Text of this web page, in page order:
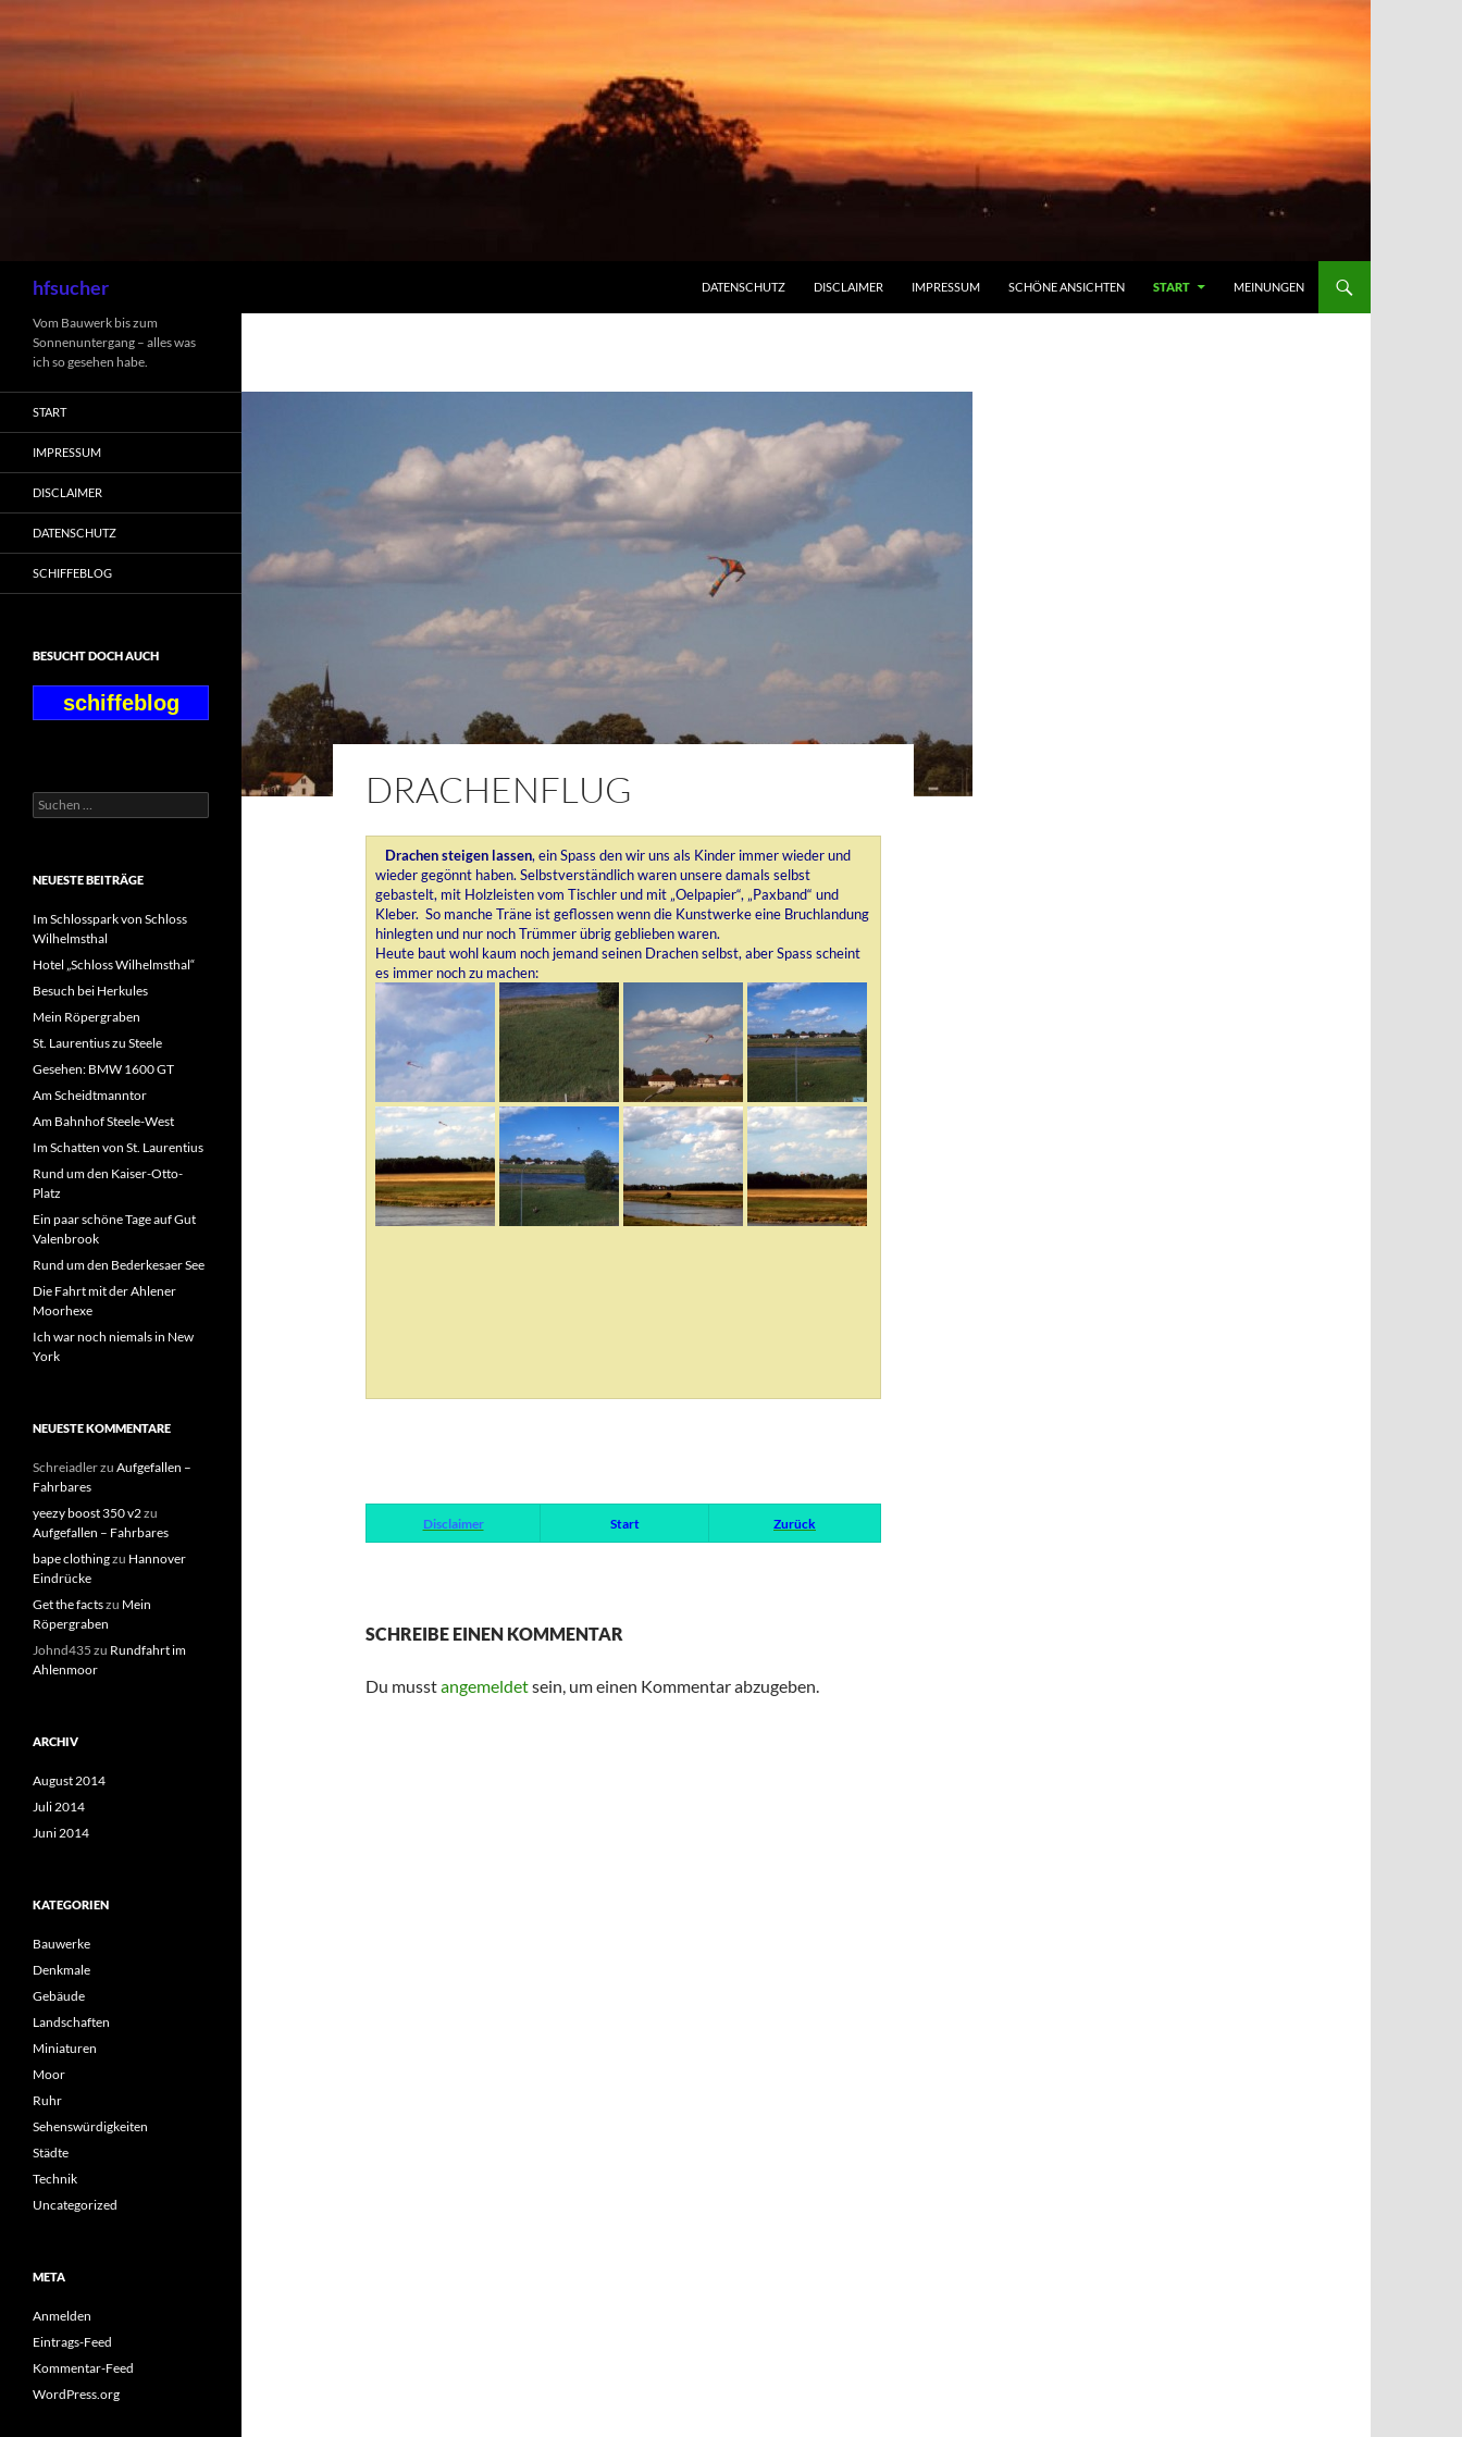
Inhalt
springen
hfsucher DATENSCHUTZ DISCLAIMER IMPRESSUM SCHÖNE ANSICHTEN START MEINUNGEN
DRACHENFLUG
Drachen steigen lassen, ein Spass den wir uns als Kinder immer wieder und
wieder gegönnt haben. Selbstverständlich waren unsere damals selbst
gebastelt, mit Holzleisten vom Tischler und mit „Oelpapier“, „Paxband“ und
Kleber. So manche Träne ist geflossen wenn die Kunstwerke eine Bruchlandung
hinlegten und nur noch Trümmer übrig geblieben waren.
Heute baut wohl kaum noch jemand seinen Drachen selbst, aber Spass scheint
es immer noch zu machen:
Disclaimer Start Zurück
SCHREIBE EINEN KOMMENTAR
Du musstangemeldetsein, um einen Kommentar abzugeben.
Vom Bauwerk bis zum
Sonnenuntergang – alles was
ich so gesehen habe.
START
IMPRESSUM
DISCLAIMER
DATENSCHUTZ
SCHIFFEBLOG
BESUCHT DOCH AUCH
schiffeblog
Suchen
nach:
NEUESTE BEITRÄGE
Im Schlosspark von Schloss
Wilhelmsthal
Hotel „Schloss Wilhelmsthal“
Besuch bei Herkules
Mein Röpergraben
St. Laurentius zu Steele
Gesehen: BMW 1600 GT
Am Scheidtmanntor
Am Bahnhof Steele-West
Im Schatten von St. Laurentius
Rund um den Kaiser-Otto-
Platz
Ein paar schöne Tage auf Gut
Valenbrook
Rund um den Bederkesaer See
Die Fahrt mit der Ahlener
Moorhexe
Ich war noch niemals in New
York
NEUESTE KOMMENTARE
Schreiadlerzu Aufgefallen –
Fahrbares
yeezy boost 350 v2zu
Aufgefallen – Fahrbares
bape clothingzu Hannover
Eindrücke
Get the factszu Mein
Röpergraben
Johnd435 zu Rundfahrt im
Ahlenmoor
ARCHIV
August 2014
Juli 2014
Juni 2014
KATEGORIEN
Bauwerke
Denkmale
Gebäude
Landschaften
Miniaturen
Moor
Ruhr
Sehenswürdigkeiten
Städte
Technik
Uncategorized
META
Anmelden
Eintrags-Feed
Kommentar-Feed
WordPress.org